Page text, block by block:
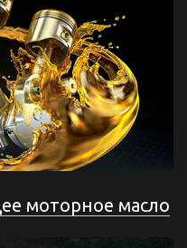
моторное масло